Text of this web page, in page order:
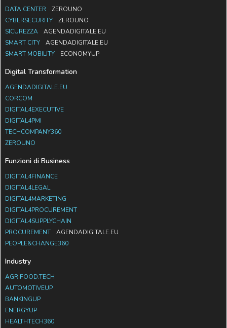
DATA CENTER
ZEROUNO
CYBERSECURITY
ZEROUNO
SICUREZZA
AGENDADIGITALE.EU
SMART CITY
AGENDADIGITALE.EU
SMART MOBILITY
ECONOMYUP
Digital Transformation
AGENDADIGITALE.EU
CORCOM
DIGITAL4EXECUTIVE
DIGITAL4PMI
TECHCOMPANY360
ZEROUNO
Funzioni di Business
DIGITAL4FINANCE
DIGITAL4LEGAL
DIGITAL4MARKETING
DIGITAL4PROCUREMENT
DIGITAL4SUPPLYCHAIN
PROCUREMENT
AGENDADIGITALE.EU
PEOPLE&CHANGE360
Industry
AGRIFOOD.TECH
AUTOMOTIVEUP
BANKINGUP
ENERGYUP
HEALTHTECH360